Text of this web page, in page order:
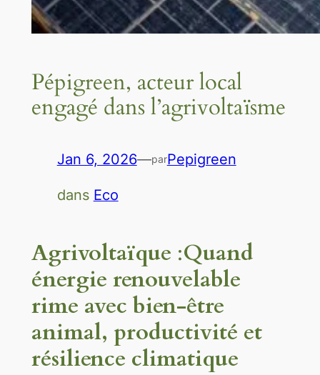
Pépigreen, acteur local
engagé dans l’agrivoltaïsme
Jan 6, 2026—parPepigreen
dans Eco
Agrivoltaïque :Quand
énergie renouvelable
rime avec bien-être
animal, productivité et
résilience climatique